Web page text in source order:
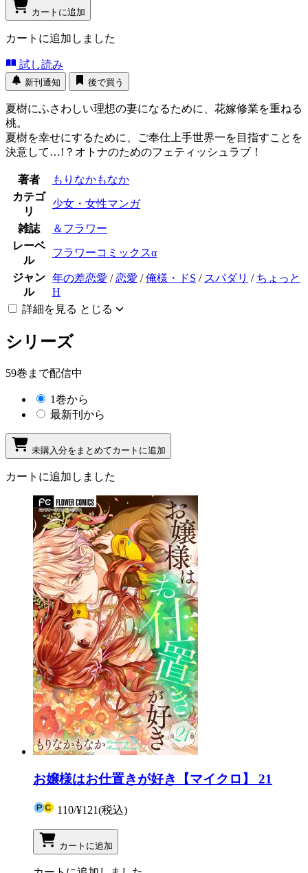
カートに追加
カートに追加しました
試し読み
新刊通知 後で買う
夏樹にふさわしい理想の妻になるために、花嫁修業を重ねる
桃。
夏樹を幸せにするために、ご奉仕上手世界一を目指すことを
決意して…!？オトナのためのフェティッシュラブ！
著者
もりなかもなか
カテゴ
リ
少女・女性マンガ
雑誌
＆フラワー
レーベ
ル
フラワーコミックスα
ジャン
ル
年の差恋愛 /恋愛 /俺様・ドS / スパダリ / ちょっと
H
詳細を見る とじる
シリーズ
59巻まで配信中
1巻から
最新刊から
未購入分をまとめてカートに追加
カートに追加しました
お嬢様はお仕置きが好き【マイクロ】 21
110/¥121(税込)
カートに追加